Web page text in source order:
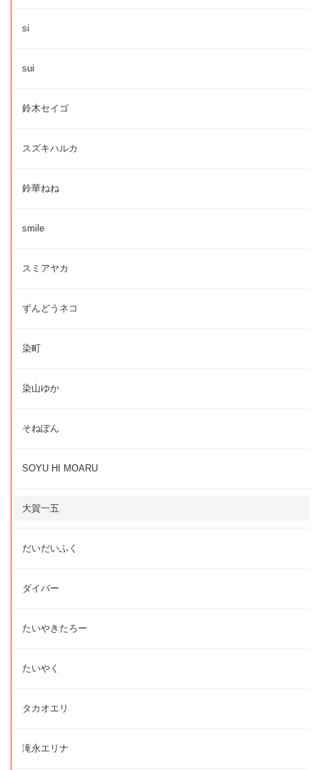
si
sui
鈴木セイゴ
スズキハルカ
鈴華ねね
smile
スミアヤカ
ずんどうネコ
染町
染山ゆか
そねぽん
SOYU HI MOARU
大賀一五
だいだいふく
ダイバー
たいやきたろー
たいやく
タカオエリ
滝永エリナ